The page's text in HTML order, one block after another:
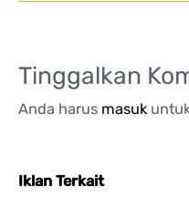
Tinggalkan
Anda harus masuk
Iklan Terkait